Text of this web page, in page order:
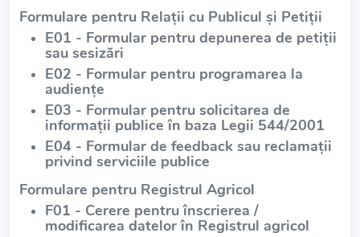
Formulare pentru Relații cu Publicul și Petiții
E01 - Formular pentru depunerea de petiții
sau sesizări
E02 - Formular pentru programarea la
audiențe
E03 - Formular pentru solicitarea de
informații publice în baza Legii 544/2001
E04 - Formular de feedback sau reclamații
privind serviciile publice
Formulare pentru Registrul Agricol
F01 - Cerere pentru înscrierea /
modificarea datelor în Registrul agricol